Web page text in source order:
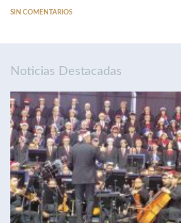
SIN COMENTARIOS
Noticias Destacadas